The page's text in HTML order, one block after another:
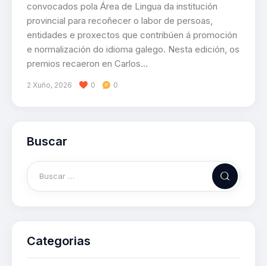
convocados pola Área de Lingua da institución
provincial para recoñecer o labor de persoas,
entidades e proxectos que contribúen á promoción
e normalización do idioma galego. Nesta edición, os
premios recaeron en Carlos…
2 Xuño, 2026 0 0
Buscar
Categorias